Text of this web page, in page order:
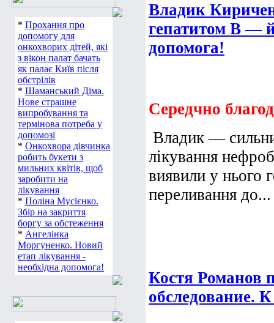
* Прохання про
допомогу для
онкохворих дітей, які
з вікон палат бачать
як палає Київ після
обстрілів
* Шаманський Діма.
Нове страшне
випробування та
термінова потреба у
допомозі
* Онкохвора дівчинка
робить букети з
мильних квітів, щоб
заробити на
лікування
* Поліна Мусієнко.
Збір на закриття
боргу за обстеження
* Ангелінка
Моргуненко. Новий
етап лікування -
необхідна допомога!
Владик
гепатитом В —
допомога!
Середчно
Владик —
лікування
виявили у нього
переливання до...
Костя Романов
обследование.